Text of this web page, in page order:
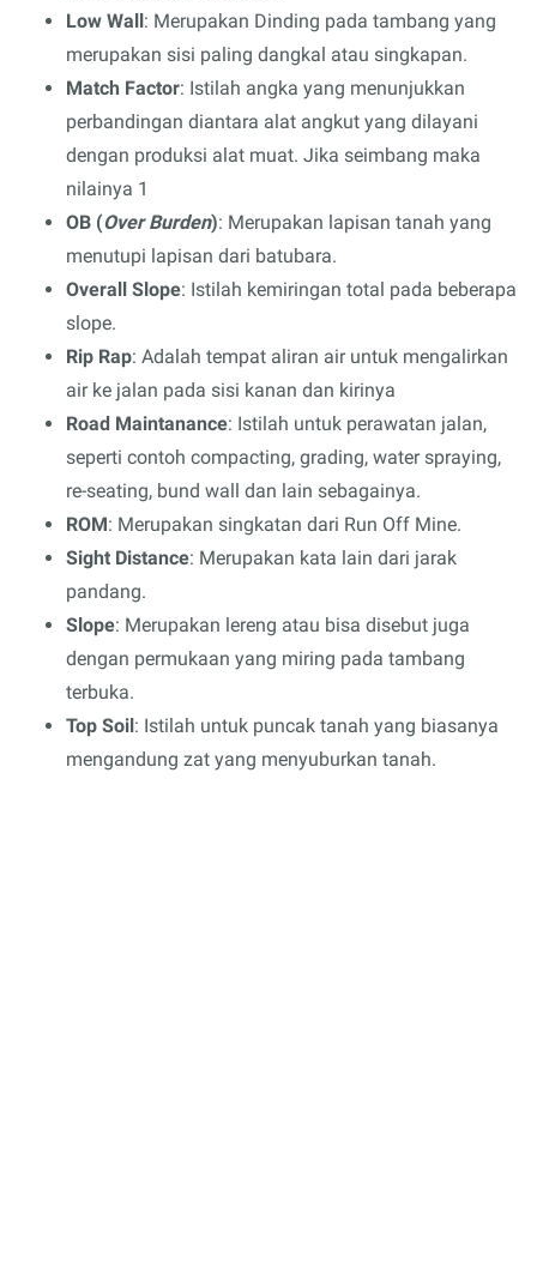
Low Wall: Merupakan Dinding pada tambang yang
merupakan sisi paling dangkal atau singkapan.
Match Factor: Istilah angka yang menunjukkan
perbandingan diantara alat angkut yang dilayani
dengan produksi alat muat. Jika seimbang maka
nilainya 1
OB (Over Burden): Merupakan lapisan tanah yang
menutupi lapisan dari batubara.
Overall Slope: Istilah kemiringan total pada beberapa
slope.
Rip Rap: Adalah tempat aliran air untuk mengalirkan
air ke jalan pada sisi kanan dan kirinya
Road Maintanance: Istilah untuk perawatan jalan,
seperti contoh compacting, grading, water spraying,
re-seating, bund wall dan lain sebagainya.
ROM: Merupakan singkatan dari Run Off Mine.
Sight Distance: Merupakan kata lain dari jarak
pandang.
Slope: Merupakan lereng atau bisa disebut juga
dengan permukaan yang miring pada tambang
terbuka.
Top Soil: Istilah untuk puncak tanah yang biasanya
mengandung zat yang menyuburkan tanah.